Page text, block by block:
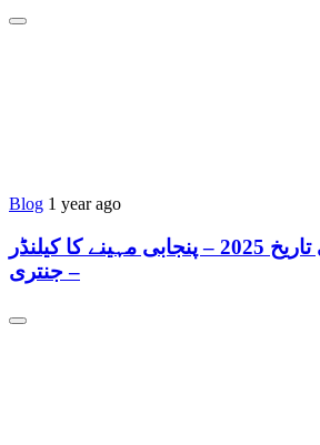
Blog 1 year ago
آج دیسی مہینے کی تاریخ 2025 – پنجابی مہینے کا کیلنڈر
– جنتری